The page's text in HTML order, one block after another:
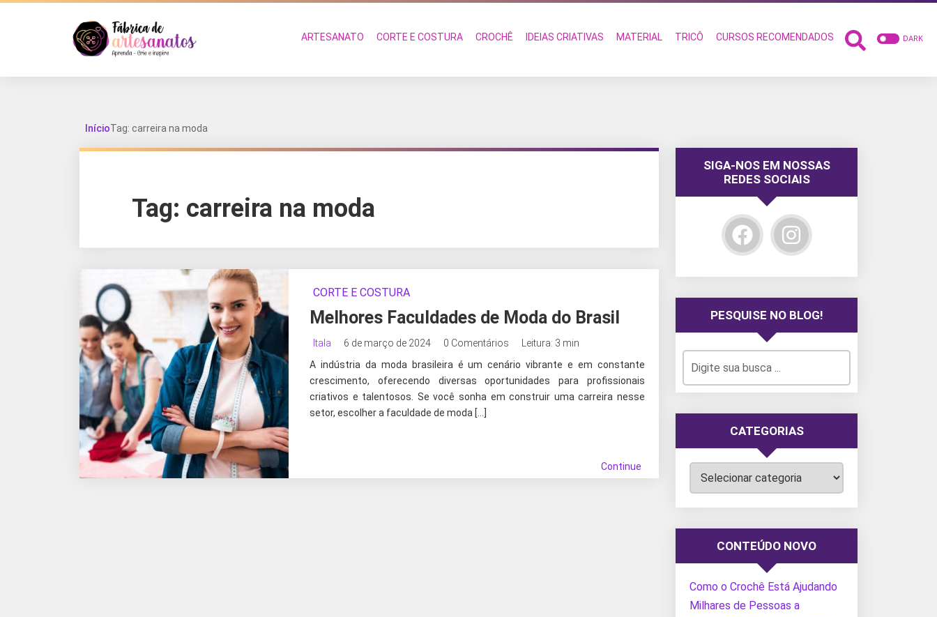
ARTESANATO CORTE E COSTURA CROCHÊ IDEIAS CRIATIVAS MATERIAL TRICÔ CURSOS RECOMENDADOS DARK
InícioTag: carreira na moda
Tag: carreira na moda
CORTE E COSTURA
Melhores Faculdades de Moda do Brasil
Itala 6 de março de 2024 0 Comentários
Leitura: 3 min
A indústria da moda brasileira é um cenário vibrante e em constante
crescimento, oferecendo diversas oportunidades para profissionais
criativos e talentosos. Se você sonha em construir uma carreira nesse
setor, escolher a faculdade de moda […]
Continue
SIGA-NOS EM NOSSAS
REDES SOCIAIS
PESQUISE NO BLOG!
CATEGORIAS
Categorias
CONTEÚDO NOVO
Como o Crochê Está Ajudando
Milhares de Pessoas a